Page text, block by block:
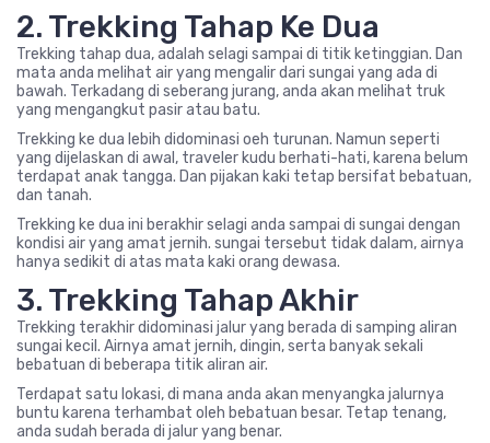
2. Trekking Tahap Ke Dua
Trekking tahap dua, adalah selagi sampai di titik ketinggian. Dan
mata anda melihat air yang mengalir dari sungai yang ada di
bawah. Terkadang di seberang jurang, anda akan melihat truk
yang mengangkut pasir atau batu.
Trekking ke dua lebih didominasi oeh turunan. Namun seperti
yang dijelaskan di awal, traveler kudu berhati-hati, karena belum
terdapat anak tangga. Dan pijakan kaki tetap bersifat bebatuan,
dan tanah.
Trekking ke dua ini berakhir selagi anda sampai di sungai dengan
kondisi air yang amat jernih. sungai tersebut tidak dalam, airnya
hanya sedikit di atas mata kaki orang dewasa.
3. Trekking Tahap Akhir
Trekking terakhir didominasi jalur yang berada di samping aliran
sungai kecil. Airnya amat jernih, dingin, serta banyak sekali
bebatuan di beberapa titik aliran air.
Terdapat satu lokasi, di mana anda akan menyangka jalurnya
buntu karena terhambat oleh bebatuan besar. Tetap tenang,
anda sudah berada di jalur yang benar.